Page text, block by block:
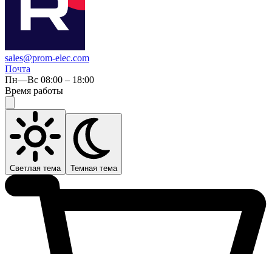
sales@prom-elec.com
Почта
Пн—Вс 08:00 – 18:00
Время работы
Светлая тема Темная тема